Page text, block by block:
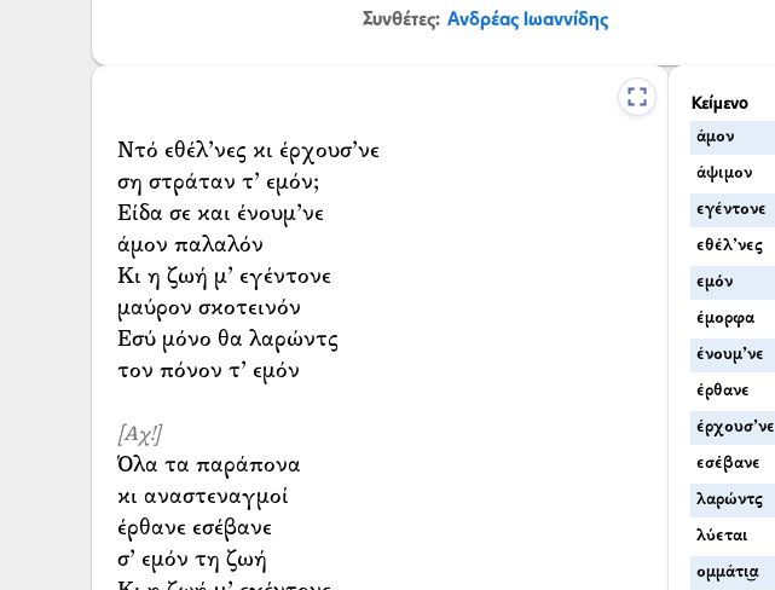
Συνθέτες: Ανδρέας Ιωαννίδης
Ντό εθέλ’νες κι έρχουσ’νε
ση στράταν τ’ εμόν;
Είδα σε και ένουμ’νε
άμον παλαλόν
Κι η ζωή μ’ εγέντονε
μαύρον σκοτεινόν
Εσύ μόνο θα λαρώντς
τον πόνον τ’ εμόν
[Αχ!]
Όλα τα παράπονα
κι αναστεναγμοί
έρθανε εσέβανε
σ’ εμόν τη ζωή
Κείμενο
άμον
άψιμον
εγέντονε
εθέλ’νες
εμόν
έμορφα
ένουμ’νε
έρθανε
έρχουσ’νε
εσέβανε
λαρώντς
λύεται
ομμάτι͜α